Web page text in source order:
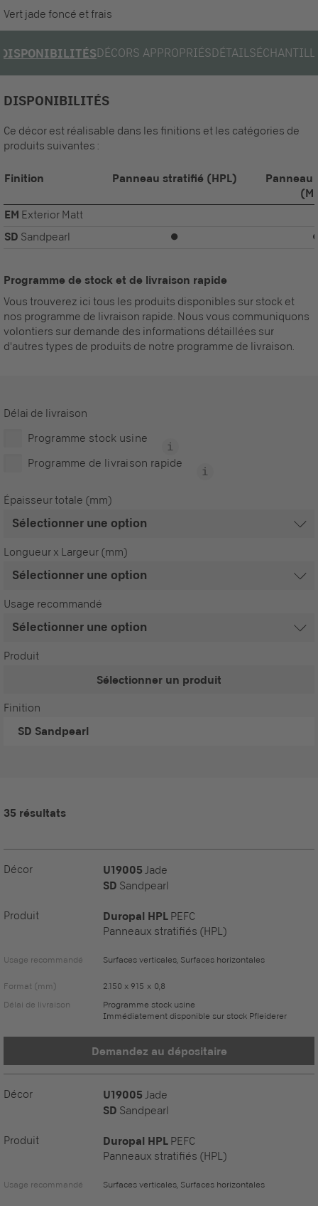
Vert jade foncé et frais
DISPONIBILITÉSDÉCORS APPROPRIÉSDÉTAILS
DISPONIBILITÉS
Ce décor est réalisable dans les finitions et les catégories de
produits suivantes :
Finition Panneau stratifié (HPL)
Panneau
EM Exterior Matt
SD Sandpearl ⏺
Programme de stock et de livraison rapide
Vous trouverez ici tous les produits disponibles sur stock et
nos programme de livraison rapide. Nous vous communiquons
volontiers sur demande des informations détaillées sur
d'autres types de produits de notre programme de livraison.
Délai de livraison
Programme stock usine
Programme de livraison rapide
Épaisseur totale (mm)
Longueur x Largeur (mm)
Usage recommandé
Produit
Sélectionner un produit
Finition
SD Sandpearl
35 résultats
Décor U19005 Jade
SD Sandpearl
Produit Duropal HPL PEFC
Panneaux stratifiés (HPL)
Usage recommandé Surfaces verticales, Surfaces horizontales
Format (mm)
2.150 x 915 x 0,8
Délai de livraison
Programme stock usine
Immédiatement disponible sur stock Pfleiderer
Demandez au dépositaire
Décor U19005 Jade
SD Sandpearl
Produit Duropal HPL PEFC
Panneaux stratifiés (HPL)
Usage recommandé Surfaces verticales, Surfaces horizontales